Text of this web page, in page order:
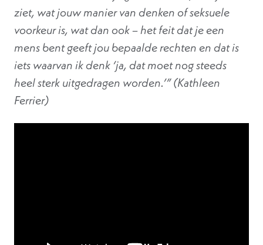
ziet, wat jouw manier van denken of seksuele
voorkeur is, wat dan ook – het feit dat je een
mens bent geeft jou bepaalde rechten en dat is
iets waarvan ik denk ‘ja, dat moet nog steeds
heel sterk uitgedragen worden.’” (Kathleen
Ferrier)